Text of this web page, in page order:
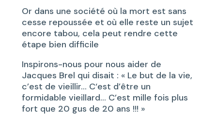
Or dans une société où la mort est sans
cesse repoussée et où elle reste un sujet
encore tabou, cela peut rendre cette
étape bien difficile
Inspirons-nous pour nous aider de
Jacques Brel qui disait : « Le but de la vie,
c’est de vieillir… C‘est d’être un
formidable vieillard… C’est mille fois plus
fort que 20 gus de 20 ans !!! »